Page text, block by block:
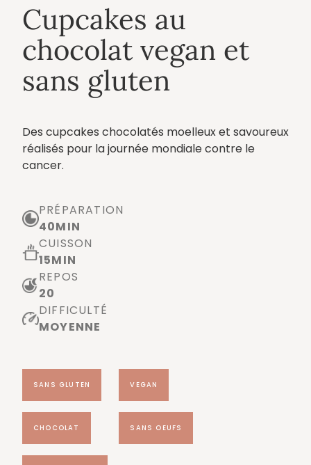
Cupcakes au
chocolat vegan et
sans gluten
Des cupcakes chocolatés moelleux et savoureux
réalisés pour la journée mondiale contre le
cancer.
PRÉPARATION
40MIN
CUISSON
15MIN
REPOS
20
DIFFICULTÉ
MOYENNE
SANS GLUTEN VEGAN
CHOCOLAT SANS OEUFS